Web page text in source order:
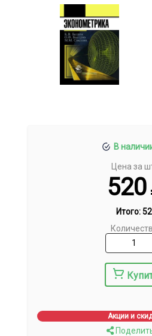
В
Цена за
520
Итого:
Акции и